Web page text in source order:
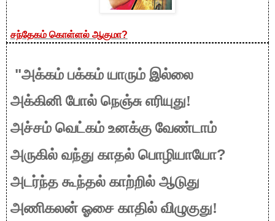
சந்தேகம் கொள்ளல் ஆகுமா?
"அக்கம் பக்கம் யாரும் இல்லை
அக்கினி போல் நெஞ்சு எரியுது!
அச்சம் வெட்கம் உனக்கு வேண்டாம்
அருகில் வந்து காதல் பொழியாயோ?
அடர்ந்த கூந்தல் காற்றில் ஆடுது
அணிகலன் ஓசை காதில் விழுகுது!